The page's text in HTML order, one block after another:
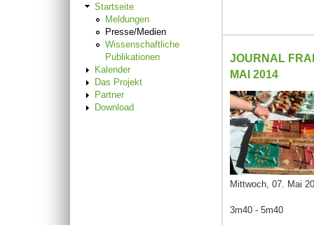
JOURNAL
MAI 2014
Mittwoch, 07. Mai
3m40 - 5m40
Startseite
Meldungen
Presse/Medien
Wissenschaftliche
Publikationen
Kalender
Das Projekt
Partner
Download